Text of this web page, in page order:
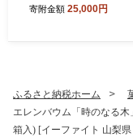
なし 山梨県 中央市 送料
寄附金額 25,000円
ふるさと納税ホーム
エレンバウム「時のなる
箱入) [イーファイト 山梨県